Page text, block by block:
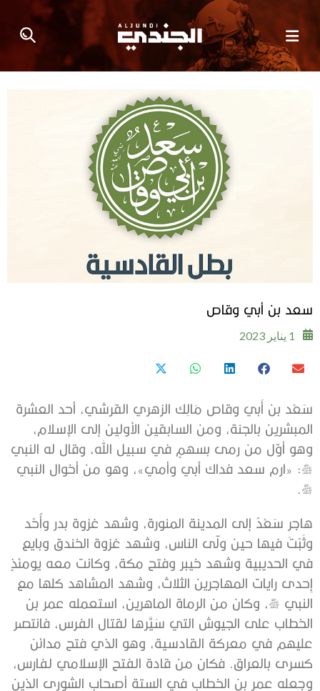
سعد بن أبي وقاص
1 يناير 2023
سَعْد بن أَبي وقاص مَالِك الزهري القرشي، أحد العشرة
المبشرين بالجنة، ومن السابقين الأولين إلى الإسلام،
وهو أوّل من رمى بسهمٍ في سبيل الله، وقال له النبي
ﷺ: «ارم سعد فداك أبي وأمي»، وهو من أخوال النبي
ﷺ.
هاجر سَعْدُ إلى المدينة المنورة، وشهد غزوة بدر وأُحُد
وثَبُتَ فيها حين ولّى الناس، وشهد غزوة الخندق وبايع
في الحديبية وشهد خيبر وفتح مكة، وكانت معه يومئذٍ
إِحدى رايات المهاجرين الثلاث، وشهد المشاهد كلها مع
النبي ﷺ، وكان من الرماة الماهرين، استعمله عمر بن
الخطاب على الجيوش التي سَيَّرها لقتال الفرس، فانتصر
عليهم في معركة القادسية، وهو الذي فتح مدائن
كسرى بالعراق. فكان من قادة الفتح الإسلامي لفارس،
وجعله عمر بن الخطاب في الستة أصحاب الشورى الذين